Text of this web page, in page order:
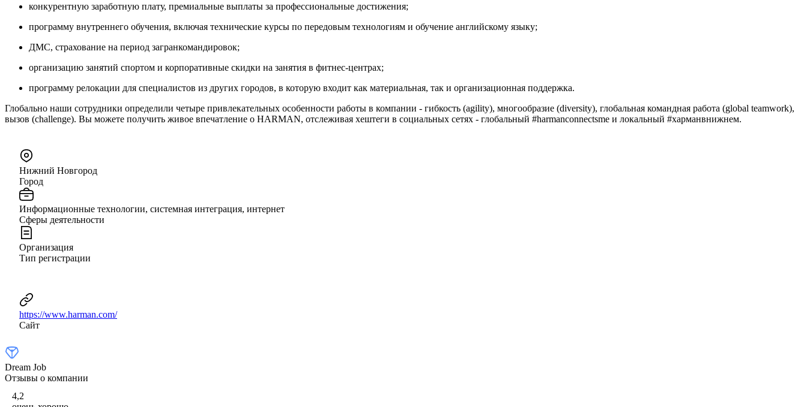
конкурентную заработную плату, премиальные выплаты за профессиональные достижения;
программу внутреннего обучения, включая технические курсы по передовым технологиям и обучение английскому языку;
ДМС, страхование на период загранкомандировок;
организацию занятий спортом и корпоративные скидки на занятия в фитнес-центрах;
программу релокации для специалистов из других городов, в которую входит как материальная, так и организационная поддержка.
Глобально наши сотрудники определили четыре привлекательных особенности работы в компании - гибкость (agility), многообразие (diversity), глобальная командная работа (global teamwork),
вызов (challenge). Вы можете получить живое впечатление о HARMAN, отслеживая хештеги в социальных сетях - глобальный #harmanconnectsme и локальный #харманвнижнем.
Нижний Новгород
Город
Информационные технологии, системная интеграция, интернет
Сферы деятельности
Организация
Тип регистрации
https://www.harman.com/
Сайт
Dream Job
Отзывы о компании
4,2